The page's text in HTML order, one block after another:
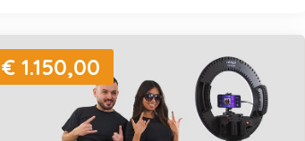
€ 1.150,00